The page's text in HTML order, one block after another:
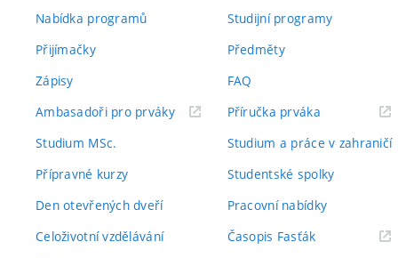
Nabídka programů
Přijímačky
Zápisy
Ambasadoři pro prváky(externí
Studium MSc.
Přípravné kurzy
Den otevřených dveří
Celoživotní vzdělávání
Studijní programy
Předměty
FAQ
Příručka prváka(externí
Studium a práce v zahraničí
Studentské spolky
Pracovní nabídky
Časopis Fasťák(externí